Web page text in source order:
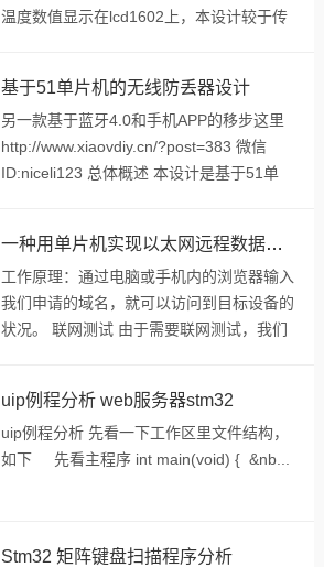
温度数值显示在lcd1602上，本设计较于传
基于51单片机的无线防丢器设计
另一款基于蓝牙4.0和手机APP的移步这里
http://www.xiaovdiy.cn/?post=383 微信
ID:niceli123 总体概述 本设计是基于51单
一种用单片机实现以太网远程数据采集和控制的web服务器设计方案
工作原理：通过电脑或手机内的浏览器输入
我们申请的域名，就可以访问到目标设备的
状况。 联网测试 由于需要联网测试，我们
uip例程分析 web服务器stm32
uip例程分析 先看一下工作区里文件结构，
如下 先看主程序 int main(void) { &nb...
Stm32 矩阵键盘扫描程序分析